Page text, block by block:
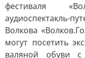
фестиваля
аудиоспектакль-
Волкова
могут посетить
валяной обуви с